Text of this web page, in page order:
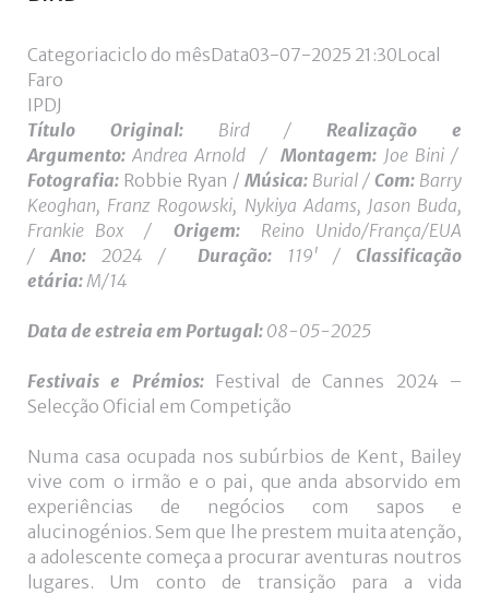
Categoriaciclo do mêsData03-07-2025 21:30Local
Faro
IPDJ
Título Original:Bird /Realização e
Argumento:Andrea Arnold / Montagem: Joe Bini /
Fotografia: Robbie Ryan / Música: Burial / Com: Barry
Keoghan, Franz Rogowski, Nykiya Adams, Jason Buda,
Frankie Box
/ Origem: Reino Unido/França/EUA
/Ano:2024 / Duração:119' / Classificação
etária:M/14
Data de estreia em Portugal: 08-05-2025
Festivais e Prémios: Festival de Cannes 2024 –
Selecção Oficial em Competição
Numa casa ocupada nos subúrbios de Kent, Bailey
vive com o irmão e o pai, que anda absorvido em
experiências de negócios com sapos e
alucinogénios. Sem que lhe prestem muita atenção,
a adolescente começa a procurar aventuras noutros
lugares. Um conto de transição para a vida
/
da
senha?
Login
Facebook
with